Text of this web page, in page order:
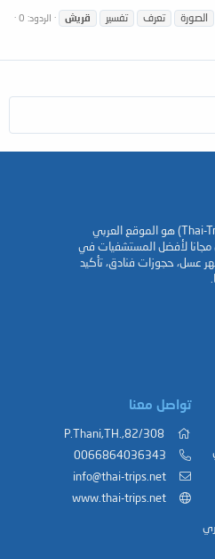
الصورة تعرف تفسير قريش
الردود: 0
شركة السيف تايلاند (رحلات تايلاند | Thai-Trips) هو الموقع العربي
مجانا لأفضل المستشفيات في
عسل، حجوزات فنادق، تأكيد
تواصل معنا
82/308,.P.Thani,TH
0066864036343
info@thai-trips.net
www.thai-trips.net